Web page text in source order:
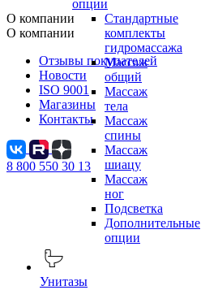
опции
Стандартные
комплекты
гидромассажа
Массаж
общий
Массаж
тела
Массаж
спины
Массаж
шиацу
Массаж
ног
Подсветка
Дополнительные
опции
Унитазы
О компании
О компании
Отзывы покупателей
Новости
ISO 9001
Магазины
Контакты
8 800 550 30 13